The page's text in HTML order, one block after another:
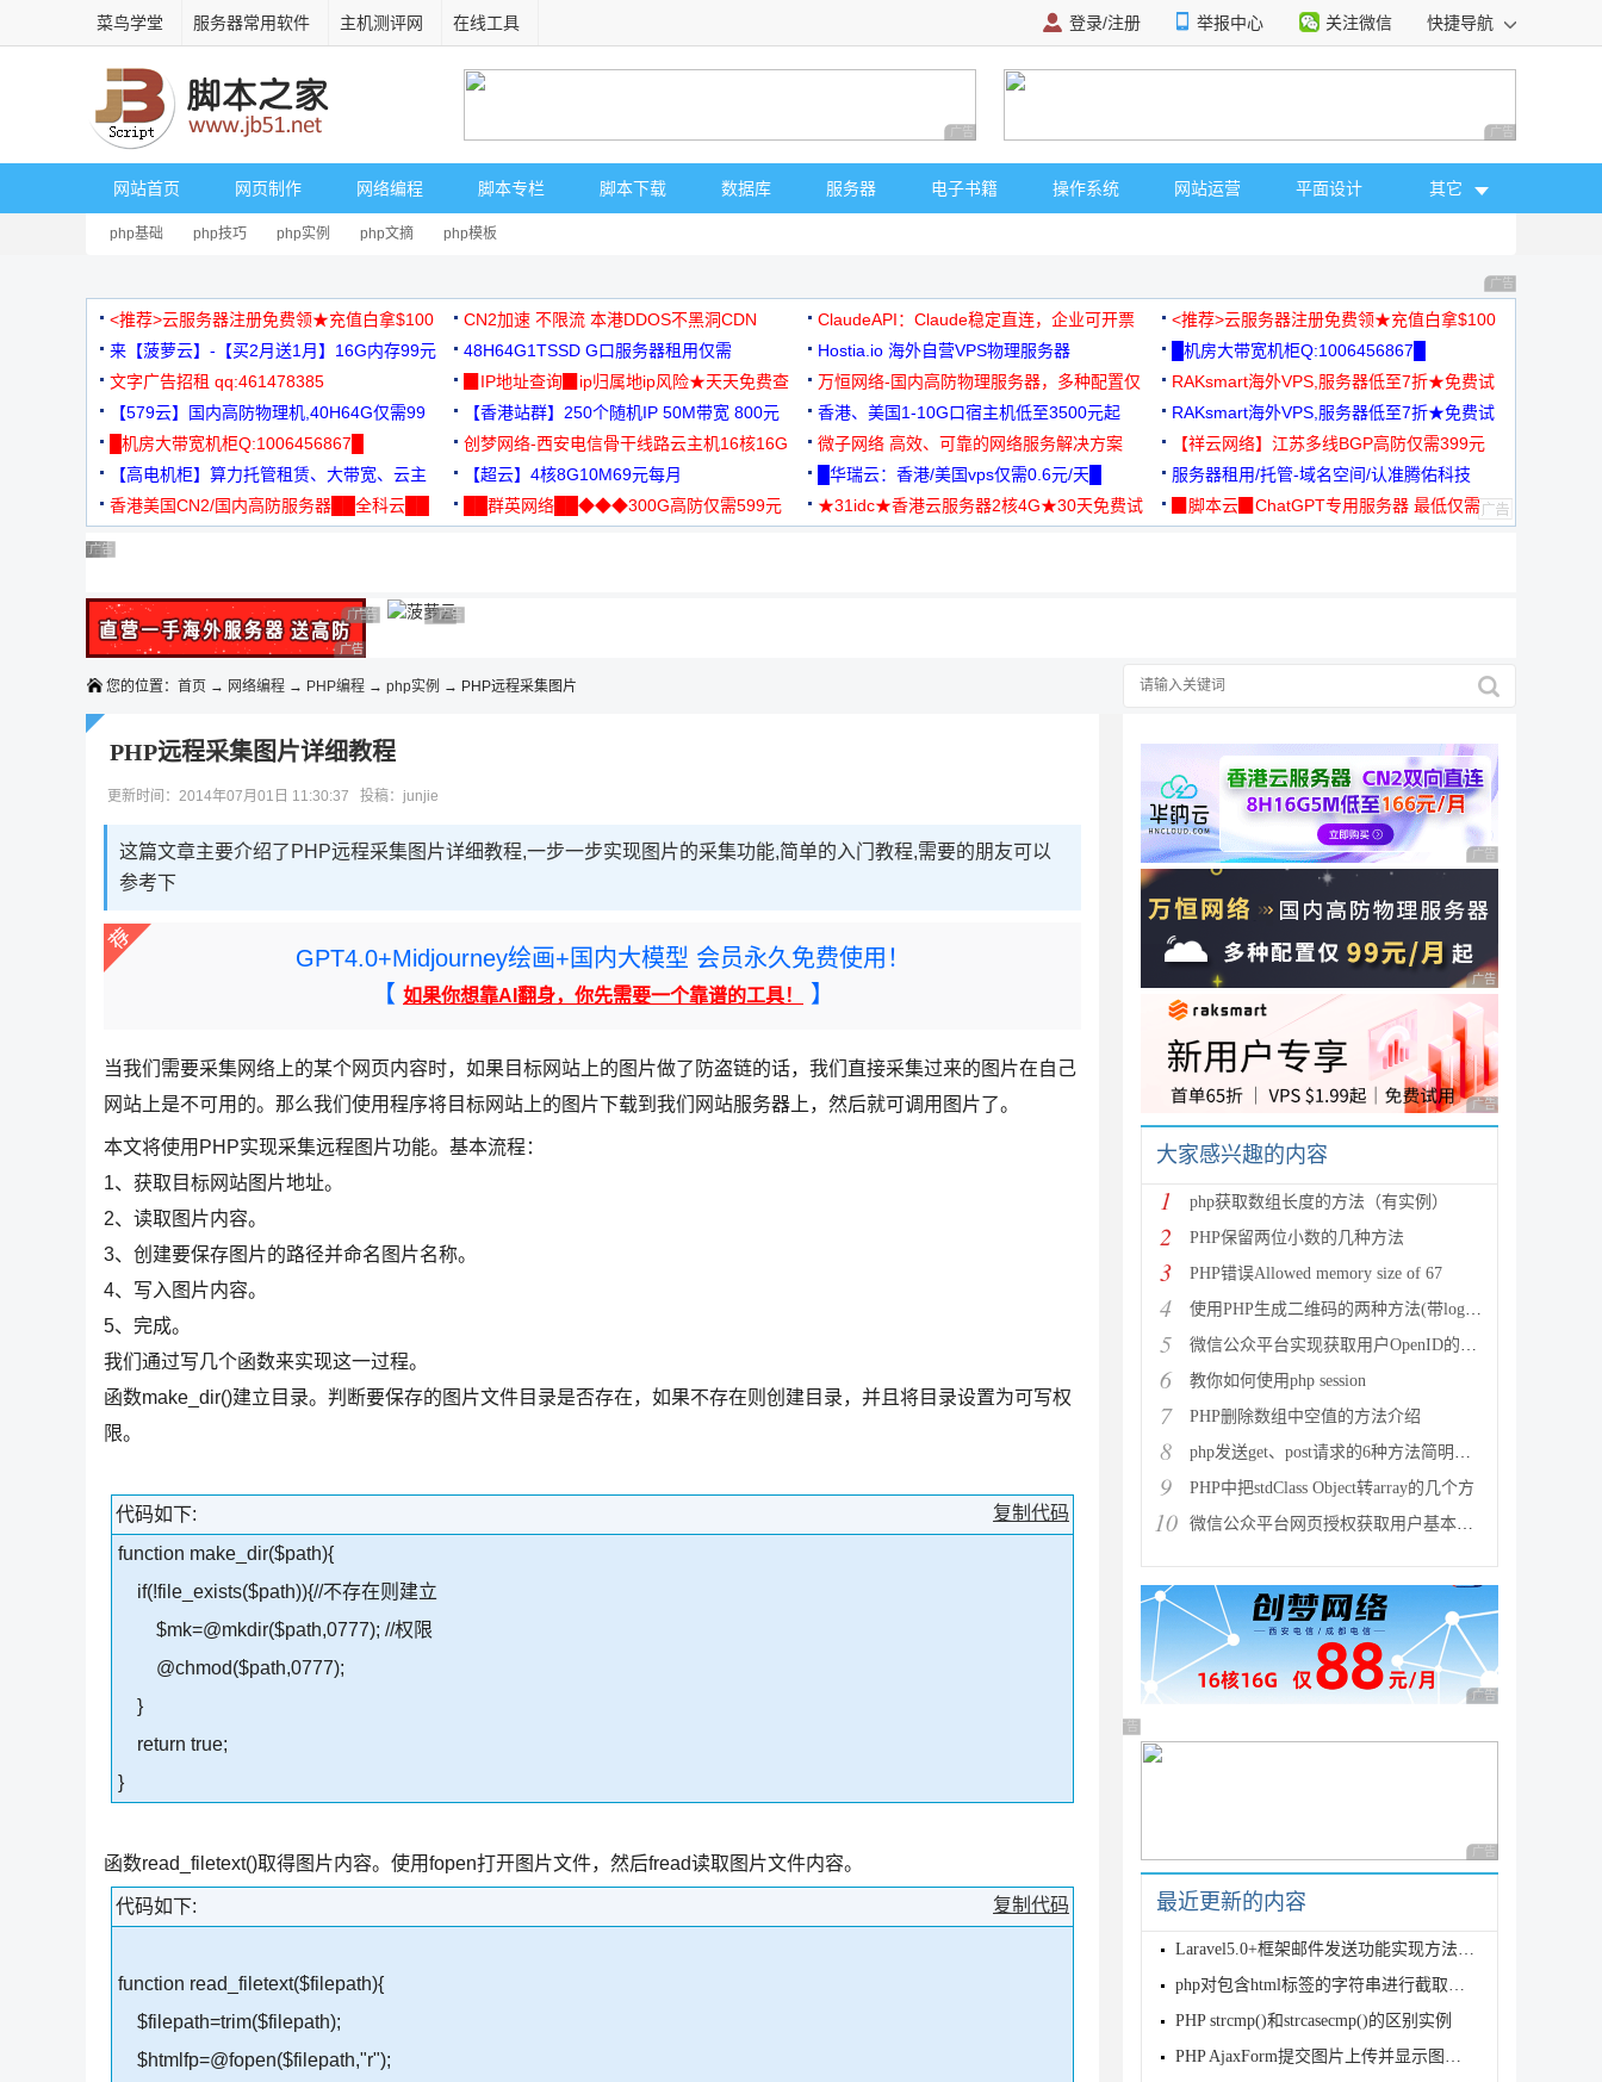
菜鸟学堂 服务器常用软件 主机测评网 在线工具 登录/注册 举报中心 关注微信 快捷导航
广告 商业广告，理性选择 广告 商业广告，理
网站首页 网页制作 网络编程 脚本专栏 脚本下载 数据库 服务器 电子书籍 操作系统 网站运营 平面设计 其它
php基础 php技巧 php实例 php文摘 php模板
广告 商业广告，理
<推荐>云服务器注册免费领★充值白拿$100 CN2加速 不限流 本港DDOS不黑洞CDN ClaudeAPI：Claude稳定直连，企业可开票
<推荐>云服务器注册免费领★充值白拿$100
来【菠萝云】-【买2月送1月】16G内存99元
48H64G1TSSD G口服务器租用仅需
3000+可免费测试
Hostia.io 海外自营VPS物理服务器
█机房大带宽机柜Q:1006456867█
文字广告招租 qq:461478385
▉IP地址查询▉ip归属地ip风险★天天免费查
万恒网络-国内高防物理服务器，多种配置仅
99元/月起
RAKsmart海外VPS,服务器低至7折★免费试
用★
【579云】国内高防物理机,40H64G仅需99
元
【香港站群】250个随机IP 50M带宽 800元 香港、美国1-10G口宿主机低至3500元起
RAKsmart海外VPS,服务器低至7折★免费试
用★
█机房大带宽机柜Q:1006456867█
创梦网络-西安电信骨干线路云主机16核16G
88元/月
微子网络 高效、可靠的网络服务解决方案
【祥云网络】江苏多线BGP高防仅需399元
【高电机柜】算力托管租赁、大带宽、云主
机
【超云】4核8G10M69元每月 █华瑞云：香港/美国vps仅需0.6元/天█
服务器租用/托管-域名空间/认准腾佑科技
香港美国CN2/国内高防服务器██全科云██
██群英网络██◆◆◆300G高防仅需599元
★31idc★香港云服务器2核4G★30天免费试
▉脚本云▉ChatGPT专用服务器 最低仅需
广告 商业广告，理性选择
广告 商业广告，理性选择
广告 商业广告，理性选择
广告 商业广告，理性选择
广告 商业广告，理性选择
广告 商业广告，理性选择
广告 商业广告，理性选择
广告 商业广告，理性选择广告 商业广告，理性选择
广告 商业广告，理性选择
您的位置： 首页 → 网络编程 → PHP编程 → php实例 → PHP远程采集图片
PHP远程采集图片详细教程
更新时间：2014年07月01日 11:30:37 投稿：junjie
这篇文章主要介绍了PHP远程采集图片详细教程,一步一步实现图片的采集功能,简单的入门教程,需要的朋友可以
参考下
GPT4.0+Midjourney绘画+国内大模型 会员永久免费使用！
【 如果你想靠AI翻身，你先需要一个靠谱的工具！ 】
当我们需要采集网络上的某个网页内容时，如果目标网站上的图片做了防盗链的话，我们直接采集过来的图片在自己
网站上是不可用的。那么我们使用程序将目标网站上的图片下载到我们网站服务器上，然后就可调用图片了。
本文将使用PHP实现采集远程图片功能。基本流程：
1、获取目标网站图片地址。
2、读取图片内容。
3、创建要保存图片的路径并命名图片名称。
4、写入图片内容。
5、完成。
我们通过写几个函数来实现这一过程。
函数make_dir()建立目录。判断要保存的图片文件目录是否存在，如果不存在则创建目录，并且将目录设置为可写权
限。
复制代码
代码如下:
function make_dir($path){
if(!file_exists($path)){//不存在则建立
$mk=@mkdir($path,0777); //权限
@chmod($path,0777);
}
return true;
}
函数read_filetext()取得图片内容。使用fopen打开图片文件，然后fread读取图片文件内容。
复制代码
代码如下:
function read_filetext($filepath){
$filepath=trim($filepath);
$htmlfp=@fopen($filepath,"r");
广告 商业广告，理性
广告 商业广告，理性
广告 商业广告，理性
大家感兴趣的内容
1 php获取数组长度的方法（有实例）
2 PHP保留两位小数的几种方法
3 PHP错误Allowed memory size of 67
4 使用PHP生成二维码的两种方法(带logo图像)
5 微信公众平台实现获取用户OpenID的方法
6 教你如何使用php session
7 PHP删除数组中空值的方法介绍
8 php发送get、post请求的6种方法简明总结
9 PHP中把stdClass Object转array的几个方
10 微信公众平台网页授权获取用户基本信息中授权回调域名设置的变动
广告 商业广告，理性
广告 商业广告，理性选择
广告 商业广告，理性
最近更新的内容
Laravel5.0+框架邮件发送功能实现方法图文与实例详解
php对包含html标签的字符串进行截取的函数分享
PHP strcmp()和strcasecmp()的区别实例
PHP AjaxForm提交图片上传并显示图片源码